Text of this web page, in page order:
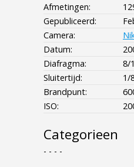
Afmetingen:
Gepubliceerd:
Camera:
Datum:
Diafragma:
8/1
Sluitertijd:
1/
Brandpunt:
ISO:
Categorieen
- - - -